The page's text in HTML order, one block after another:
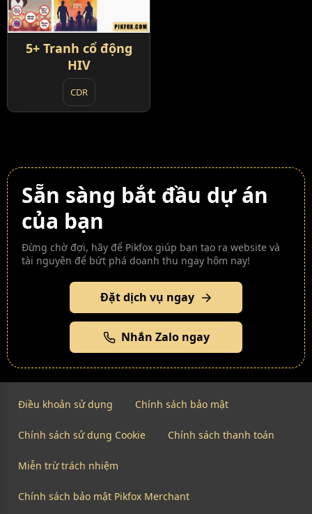
5+ Tranh cổ động
HIV
CDR
Sẵn sàng bắt đầu dự án
của bạn
Đừng chờ đợi, hãy để Pikfox giúp bạn tạo ra website và
tài nguyên để bứt phá doanh thu ngay hôm nay!
Đặt dịch vụ ngay
Nhắn Zalo ngay
Điều khoản sử dụng Chính sách bảo mật
Chính sách sử dụng Cookie Chính sách thanh toán
Miễn trừ trách nhiệm
Chính sách bảo mật Pikfox Merchant